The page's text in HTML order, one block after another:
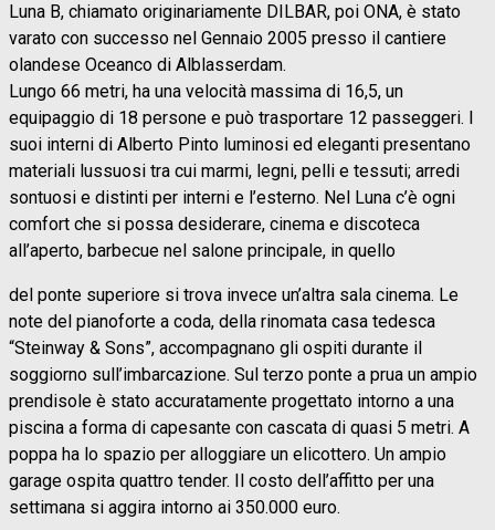
Luna B, chiamato originariamente DILBAR, poi ONA, è stato
varato con successo nel Gennaio 2005 presso il cantiere
olandese Oceanco di Alblasserdam.
Lungo 66 metri, ha una velocità massima di 16,5, un
equipaggio di 18 persone e può trasportare 12 passeggeri. I
suoi interni di Alberto Pinto luminosi ed eleganti presentano
materiali lussuosi tra cui marmi, legni, pelli e tessuti; arredi
sontuosi e distinti per interni e l’esterno. Nel Luna c’è ogni
comfort che si possa desiderare, cinema e discoteca
all’aperto, barbecue nel salone principale, in quello
del ponte superiore si trova invece un’altra sala cinema. Le
note del pianoforte a coda, della rinomata casa tedesca
“Steinway & Sons”, accompagnano gli ospiti durante il
soggiorno sull’imbarcazione. Sul terzo ponte a prua un ampio
prendisole è stato accuratamente progettato intorno a una
piscina a forma di capesante con cascata di quasi 5 metri. A
poppa ha lo spazio per alloggiare un elicottero. Un ampio
garage ospita quattro tender. Il costo dell’affitto per una
settimana si aggira intorno ai 350.000 euro.